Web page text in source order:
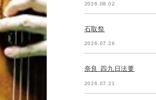
2026.08.02
石取祭
2026.07.26
奈良 四九日法要
2026.07.21